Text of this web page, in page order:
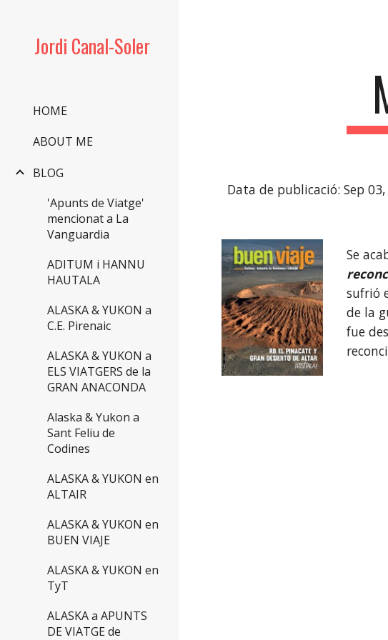
Jordi Canal-Soler
HOME
ABOUT ME
BLOG
'Apunts de Viatge'
mencionat a La
Vanguardia
ADITUM i HANNU
HAUTALA
ALASKA & YUKON a
C.E. Pirenaic
ALASKA & YUKON a
ELS VIATGERS de la
GRAN ANACONDA
Alaska & Yukon a
Sant Feliu de
Codines
ALASKA & YUKON en
ALTAIR
ALASKA & YUKON en
BUEN VIAJE
ALASKA & YUKON en
TyT
ALASKA a APUNTS
DE VIATGE de
Data de publicació: Sep
Se
sufrió
de la
fue